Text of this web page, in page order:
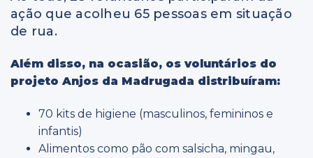
ação que acolheu 65 pessoas em situação
de rua.
Além disso, na ocasião, os voluntários do
projeto Anjos da Madrugada distribuíram:
70 kits de higiene (masculinos, femininos e
infantis)
Alimentos como pão com salsicha, mingau,